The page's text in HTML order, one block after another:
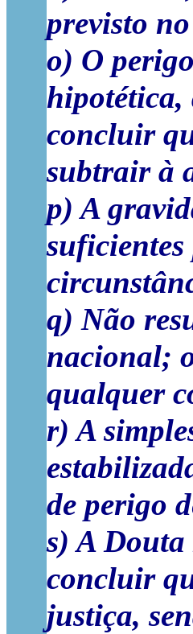
previsto
o) O
hipotética,
concluir
subtrair à
p) A
q) Não
nacional;
qualquer
r) A
de perigo
s) A
concluir
justiça,